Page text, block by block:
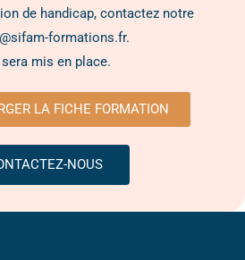
de handicap, contactez notre
formations.fr.
mis en place.
LA FICHE FORMATION
NOUS